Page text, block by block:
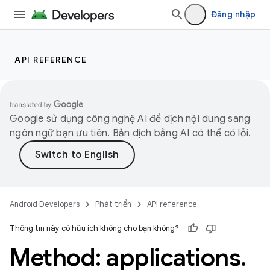
Đăng nhập
API REFERENCE
Google sử dụng công nghệ AI để dịch nội dung sang
ngôn ngữ bạn ưu tiên. Bản dịch bằng AI có thể có lỗi.
Android Developers Phát triển API reference
Thông tin này có hữu ích không cho bạn không?
Method: applications.